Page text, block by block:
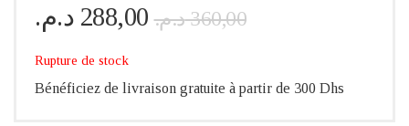
360,00 د.م.
Le
était :
288,00 د.م.
Le
est :
Rupture de stock
Bénéficiez de livraison gratuite à partir de 300 Dhs